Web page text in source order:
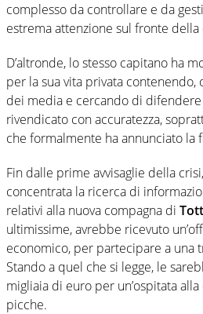
complesso da controllare e da
estrema attenzione sul fronte
D’altronde, lo stesso capitano ha
per la sua vita privata contenendo,
dei media e cercando di
rivendicato con accuratezza,
che formalmente ha annunciato la
Fin dalle prime avvisaglie della
concentrata la ricerca di
relativi alla nuova compagna di
ultimissime, avrebbe ricevuto
economico, per partecipare a una
Stando a quel che si legge, le
migliaia di euro per un’ospitata
picche.